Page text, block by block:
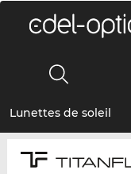
Lunettes de soleil